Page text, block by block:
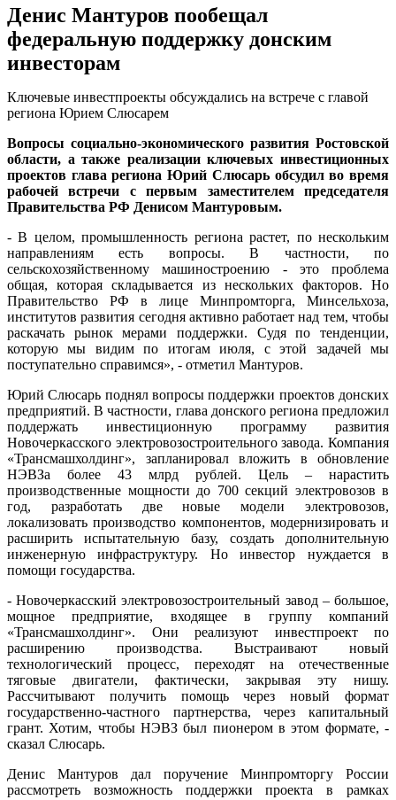
Денис Мантуров пообещал
федеральную поддержку донским
инвесторам
Ключевые инвестпроекты обсуждались на встрече с главой
региона Юрием Слюсарем
Вопросы социально-экономического развития Ростовской
области, а также реализации ключевых инвестиционных
проектов глава региона Юрий Слюсарь обсудил во время
рабочей встречи с первым заместителем председателя
Правительства РФ Денисом Мантуровым.
- В целом, промышленность региона растет, по нескольким
направлениям есть вопросы. В частности, по
сельскохозяйственному машиностроению - это проблема
общая, которая складывается из нескольких факторов. Но
Правительство РФ в лице Минпромторга, Минсельхоза,
институтов развития сегодня активно работает над тем, чтобы
раскачать рынок мерами поддержки. Судя по тенденции,
которую мы видим по итогам июля, с этой задачей мы
поступательно справимся», - отметил Мантуров.
Юрий Слюсарь поднял вопросы поддержки проектов донских
предприятий. В частности, глава донского региона предложил
поддержать инвестиционную программу развития
Новочеркасского электровозостроительного завода. Компания
«Трансмашхолдинг», запланировал вложить в обновление
НЭВЗа более 43 млрд рублей. Цель – нарастить
производственные мощности до 700 секций электровозов в
год, разработать две новые модели электровозов,
локализовать производство компонентов, модернизировать и
расширить испытательную базу, создать дополнительную
инженерную инфраструктуру. Но инвестор нуждается в
помощи государства.
- Новочеркасский электровозостроительный завод – большое,
мощное предприятие, входящее в группу компаний
«Трансмашхолдинг». Они реализуют инвестпроект по
расширению производства. Выстраивают новый
технологический процесс, переходят на отечественные
тяговые двигатели, фактически, закрывая эту нишу.
Рассчитывают получить помощь через новый формат
государственно-частного партнерства, через капитальный
грант. Хотим, чтобы НЭВЗ был пионером в этом формате, -
сказал Слюсарь.
Денис Мантуров дал поручение Минпромторгу России
рассмотреть возможность поддержки проекта в рамках